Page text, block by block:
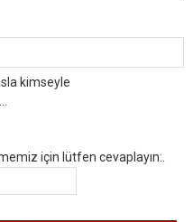
kimseyle
için lütfen cevaplayın:.